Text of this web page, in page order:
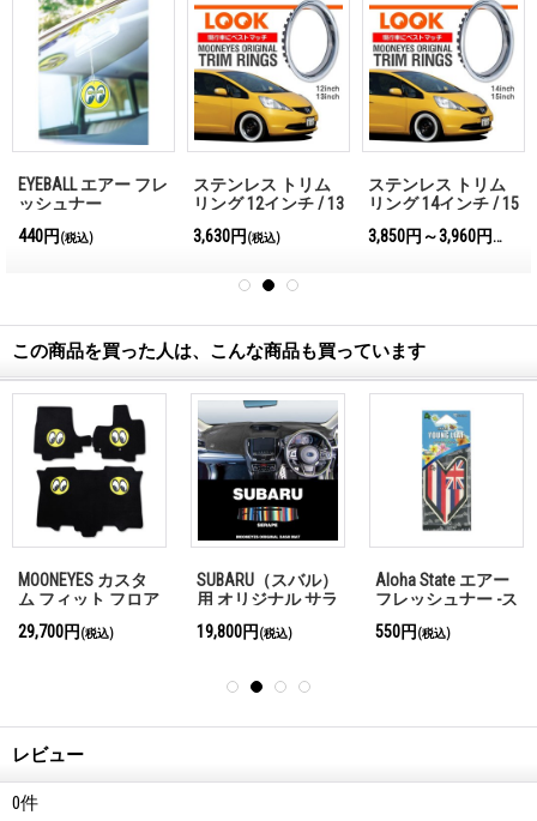
EYEBALL エアー フレ
ッシュナー
440円 (税込)
ステンレス トリム
リング 12インチ / 13
3,630円 (税込)
ステンレス トリム
リング 14インチ / 15
3,850円～3,960円
(税込)
この商品を買った人は、こんな商品も買っています
MOONEYES カスタ
ム フィット フロア
(ホンダ) N BOX / N-
29,700円 (税込)
SUBARU（スバル）
用 オリジナル サラ
ッシュマット)
19,800円 (税込)
Aloha State エアー
フレッシュナー -ス
550円 (税込)
レビュー
0件